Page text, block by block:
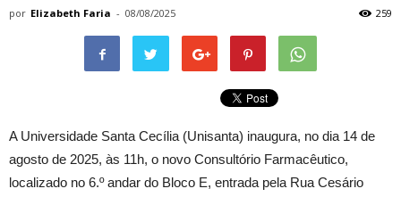
por Elizabeth Faria - 08/08/2025 259
A Universidade Santa Cecília (Unisanta) inaugura, no dia 14 de
agosto de 2025, às 11h, o novo Consultório Farmacêutico,
localizado no 6.º andar do Bloco E, entrada pela Rua Cesário